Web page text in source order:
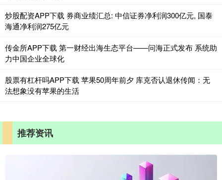
炒股配资APP下载 券商业绩汇总: 中信证券净利润300亿元, 国泰
海通净利润275亿元
传金所APP下载 第一财经出海生态平台——问海正式发布 系统助
力中国企业全球化
股票有杠杆吗APP下载 苹果50周年前夕 库克否认退休传闻：无
法想象没有苹果的生活
推荐资讯